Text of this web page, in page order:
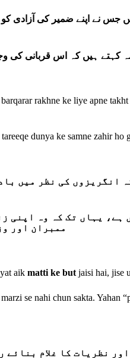
جس نے اپنے ضمیر کی آزادی
کہتے ہیں کہ اس قربانی کی
rakhne ke liye apne
dunya ke samne zahir ho
انگریزوں کی نظر میں
یہاں تک کہ وہ اپنی
ممبران اور
aik matti ke but jaisi hai, jise
se nahi chun sakta. Yahan
نظریات کا غلام